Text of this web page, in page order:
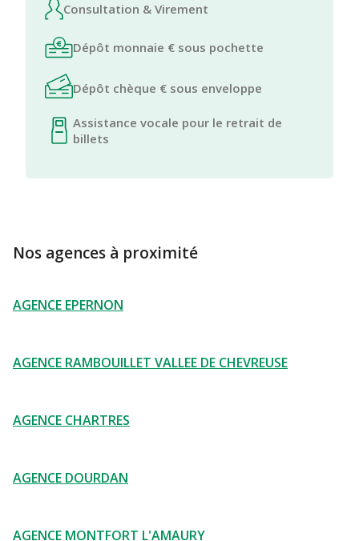
Consultation & Virement
Dépôt monnaie € sous pochette
Dépôt chèque € sous enveloppe
Assistance vocale pour le retrait de
billets
Nos agences à proximité
AGENCE EPERNON
AGENCE RAMBOUILLET VALLEE DE CHEVREUSE
AGENCE CHARTRES
AGENCE DOURDAN
AGENCE MONTFORT L'AMAURY